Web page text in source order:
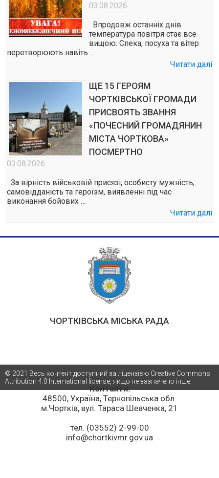
03.08.2026
Впродовж останніх днів
температура повітря стає все
вищою. Спека, посуха та вітер
перетворюють навіть …
Читати далі
ЩЕ 15 ГЕРОЯМ
ЧОРТКІВСЬКОЇ ГРОМАДИ
ПРИСВОЯТЬ ЗВАННЯ
«ПОЧЕСНИЙ ГРОМАДЯНИН
МІСТА ЧОРТКОВА»
ПОСМЕРТНО
03.08.2026
За вірність військовій присязі, особисту мужність,
самовідданість та героїзм, виявленні під час
виконання бойових …
Читати далі
ЧОРТКІВСЬКА МІСЬКА РАДА
Контакти:
48500, Україна, Тернопільська обл.
м.Чортків, вул. Тараса Шевченка, 21
тел. (03552) 2-99-00
info@chortkivmr.gov.ua
© 2021 Весь контент доступний за ліцензією Creative Commons
Attribution 4.0 International license, якщо не зазначено інше.